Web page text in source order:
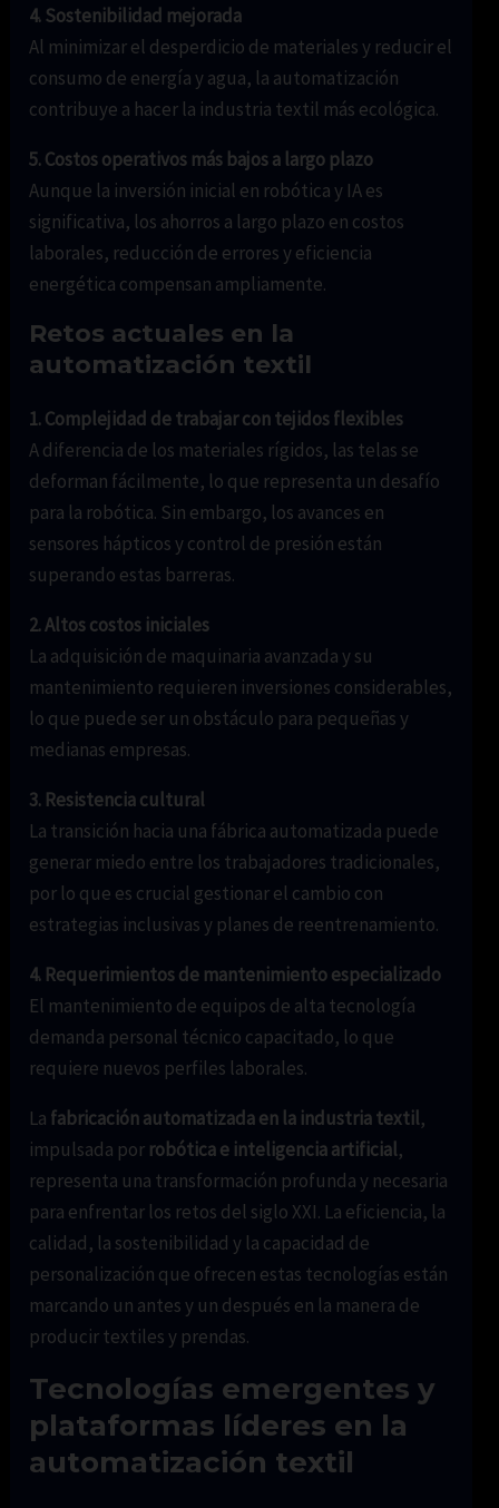
4. Sostenibilidad mejorada
Al minimizar el desperdicio de materiales y reducir el
consumo de energía y agua, la automatización
contribuye a hacer la industria textil más ecológica.
5. Costos operativos más bajos a largo plazo
Aunque la inversión inicial en robótica y IA es
significativa, los ahorros a largo plazo en costos
laborales, reducción de errores y eficiencia
energética compensan ampliamente.
Retos actuales en la
automatización textil
1. Complejidad de trabajar con tejidos flexibles
A diferencia de los materiales rígidos, las telas se
deforman fácilmente, lo que representa un desafío
para la robótica. Sin embargo, los avances en
sensores hápticos y control de presión están
superando estas barreras.
2. Altos costos iniciales
La adquisición de maquinaria avanzada y su
mantenimiento requieren inversiones considerables,
lo que puede ser un obstáculo para pequeñas y
medianas empresas.
3. Resistencia cultural
La transición hacia una fábrica automatizada puede
generar miedo entre los trabajadores tradicionales,
por lo que es crucial gestionar el cambio con
estrategias inclusivas y planes de reentrenamiento.
4. Requerimientos de mantenimiento especializado
El mantenimiento de equipos de alta tecnología
demanda personal técnico capacitado, lo que
requiere nuevos perfiles laborales.
La fabricación automatizada en la industria textil,
impulsada por robótica e inteligencia artificial,
representa una transformación profunda y necesaria
para enfrentar los retos del siglo XXI. La eficiencia, la
calidad, la sostenibilidad y la capacidad de
personalización que ofrecen estas tecnologías están
marcando un antes y un después en la manera de
producir textiles y prendas.
Tecnologías emergentes y
plataformas líderes en la
automatización textil